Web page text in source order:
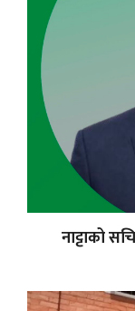
नाट्टाको